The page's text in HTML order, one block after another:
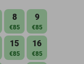
8
€85
9
€85
15
€85
16
€85